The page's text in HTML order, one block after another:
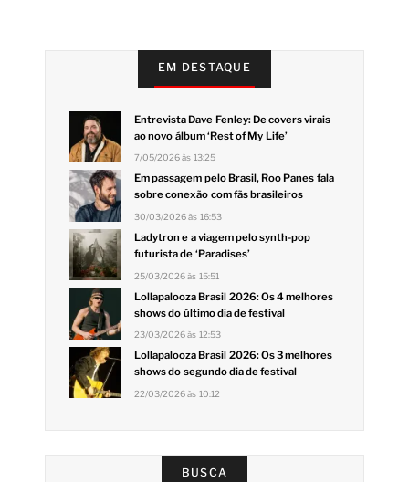
EM DESTAQUE
Entrevista Dave Fenley: De covers virais
ao novo álbum ‘Rest of My Life’
7/05/2026 às 13:25
Em passagem pelo Brasil, Roo Panes fala
sobre conexão com fãs brasileiros
30/03/2026 às 16:53
Ladytron e a viagem pelo synth-pop
futurista de ‘Paradises’
25/03/2026 às 15:51
Lollapalooza Brasil 2026: Os 4 melhores
shows do último dia de festival
23/03/2026 às 12:53
Lollapalooza Brasil 2026: Os 3 melhores
shows do segundo dia de festival
22/03/2026 às 10:12
BUSCA